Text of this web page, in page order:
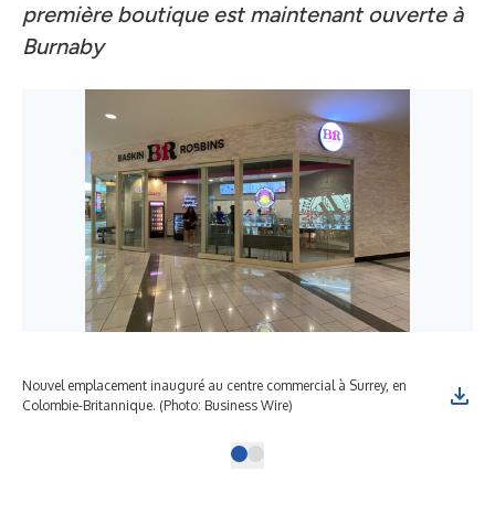
première boutique est maintenant ouverte à
Burnaby
Nouvel emplacement inauguré au centre commercial à Surrey, en
Colombie-Britannique. (Photo: Business Wire)